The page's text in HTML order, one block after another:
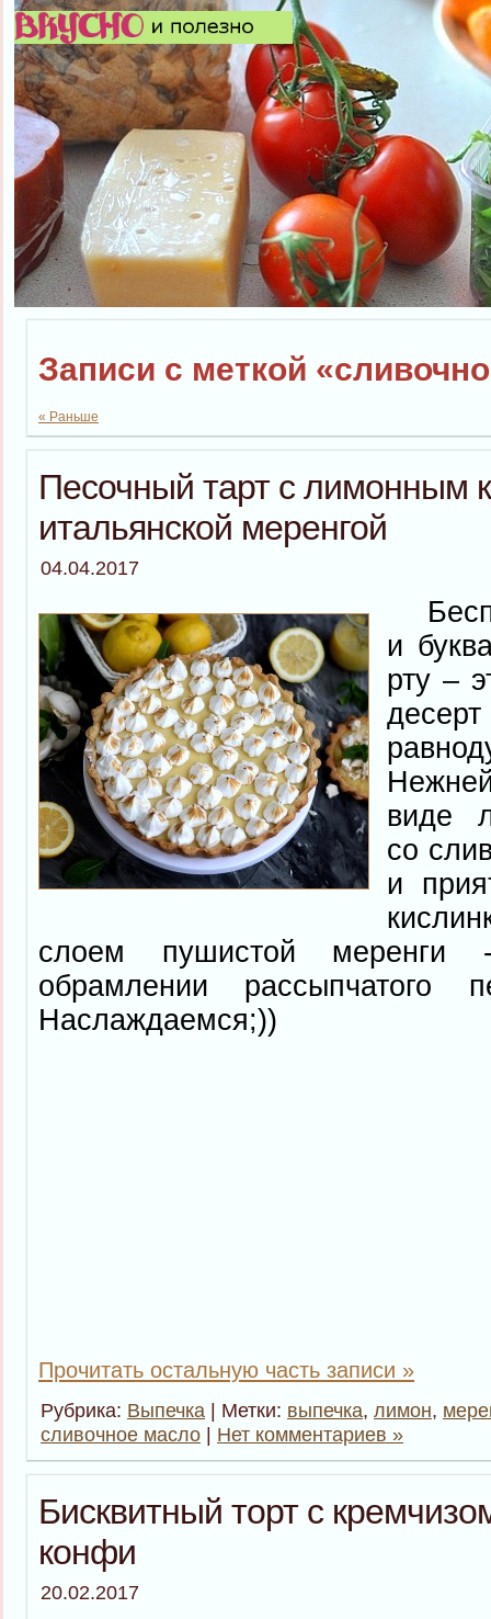
Записи с меткой
« Раньше
Песочный тарт с лимонным
итальянской меренгой
04.04.2017
и
рту –
виде
со
и
слоем пушистой
обрамлении рассыпчатого
Наслаждаемся;))
Прочитать остальную часть записи »
Рубрика: Выпечка | Метки: выпечка, лимон,
сливочное масло | Нет комментариев »
Бисквитный торт с
конфи
20.02.2017